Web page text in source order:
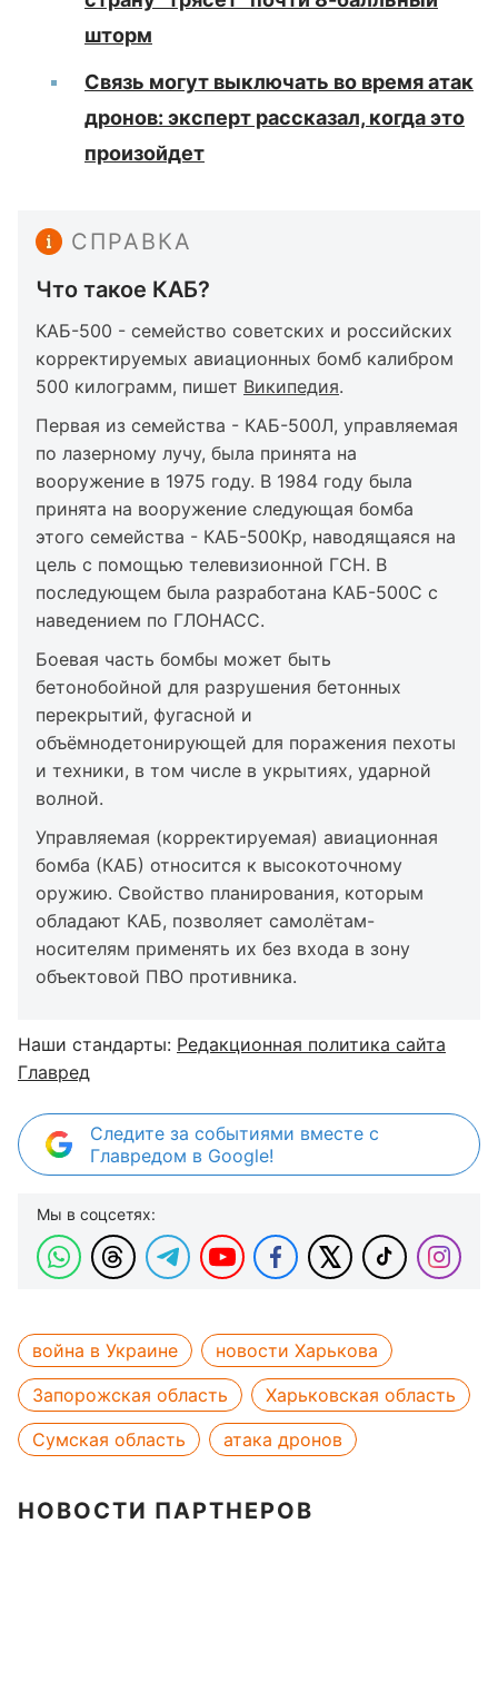
шторм
Связь могут выключать во время атак
дронов: эксперт рассказал, когда это
произойдет
СПРАВКА
Что такое КАБ?
КАБ-500 - семейство советских и российских
корректируемых авиационных бомб калибром
500 килограмм, пишет Википедия.
Первая из семейства - КАБ-500Л, управляемая
по лазерному лучу, была принята на
вооружение в 1975 году. В 1984 году была
принята на вооружение следующая бомба
этого семейства - КАБ-500Кр, наводящаяся на
цель с помощью телевизионной ГСН. В
последующем была разработана КАБ-500С с
наведением по ГЛОНАСС.
Боевая часть бомбы может быть
бетонобойной для разрушения бетонных
перекрытий, фугасной и
объёмнодетонирующей для поражения пехоты
и техники, в том числе в укрытиях, ударной
волной.
Управляемая (корректируемая) авиационная
бомба (КАБ) относится к высокоточному
оружию. Свойство планирования, которым
обладают КАБ, позволяет самолётам-
носителям применять их без входа в зону
объектовой ПВО противника.
Наши стандарты: Редакционная политика сайта
Главред
Следите за событиями вместе с
Главредом в Google!
Мы в соцсетях:
война в Украине
новости Харькова
Запорожская область
Харьковская область
Сумская область
атака дронов
НОВОСТИ ПАРТНЕРОВ